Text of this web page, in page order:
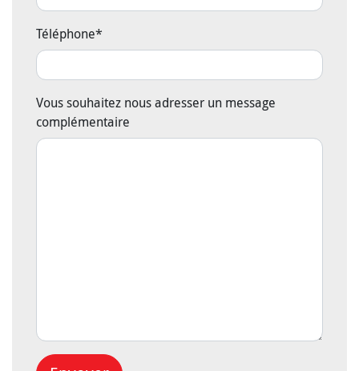
Téléphone*
Vous souhaitez nous adresser un message
complémentaire